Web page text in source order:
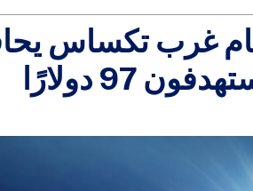
غرب تكساس
97 دولارًا